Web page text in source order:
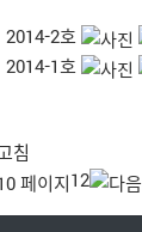
2014-2호
2014-1호
침
12